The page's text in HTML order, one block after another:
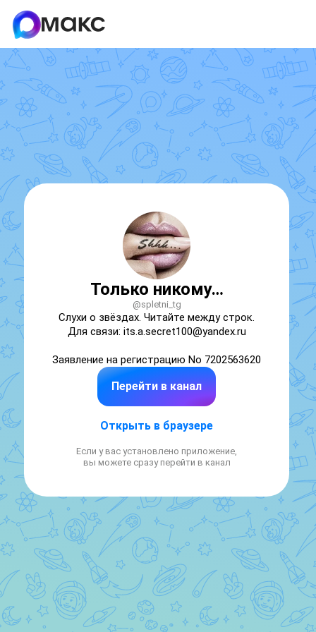
Только никому…
@spletni_tg
Слухи о звёздах. Читайте между строк.
Для связи: its.a.secret100@yandex.ru
Заявление на регистрацию No 7202563620
Перейти в канал
Открыть в браузере
Если у вас установлено приложение,
вы можете сразу перейти в канал